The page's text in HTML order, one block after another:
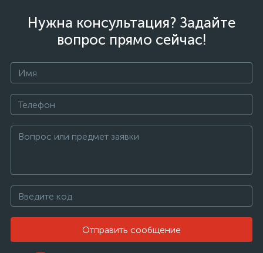
Нужна консультация? Задайте
вопрос прямо сейчас!
Отправить сообщение